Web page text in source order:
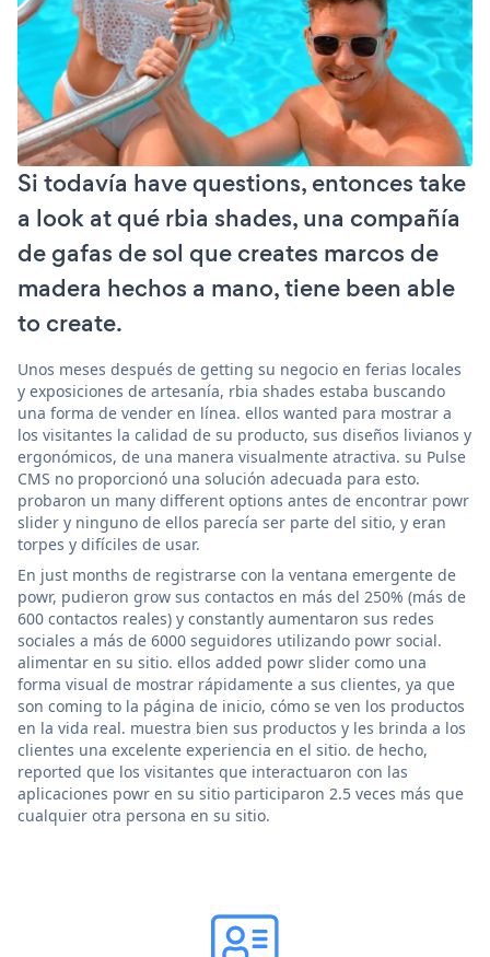
Si todavía have questions, entonces take
a look at qué rbia shades, una compañía
de gafas de sol que creates marcos de
madera hechos a mano, tiene been able
to create.
Unos meses después de getting su negocio en ferias locales
y exposiciones de artesanía, rbia shades estaba buscando
una forma de vender en línea. ellos wanted para mostrar a
los visitantes la calidad de su producto, sus diseños livianos y
ergonómicos, de una manera visualmente atractiva. su Pulse
CMS no proporcionó una solución adecuada para esto.
probaron un many different options antes de encontrar powr
slider y ninguno de ellos parecía ser parte del sitio, y eran
torpes y difíciles de usar.
En just months de registrarse con la ventana emergente de
powr, pudieron grow sus contactos en más del 250% (más de
600 contactos reales) y constantly aumentaron sus redes
sociales a más de 6000 seguidores utilizando powr social.
alimentar en su sitio. ellos added powr slider como una
forma visual de mostrar rápidamente a sus clientes, ya que
son coming to la página de inicio, cómo se ven los productos
en la vida real. muestra bien sus productos y les brinda a los
clientes una excelente experiencia en el sitio. de hecho,
reported que los visitantes que interactuaron con las
aplicaciones powr en su sitio participaron 2.5 veces más que
cualquier otra persona en su sitio.